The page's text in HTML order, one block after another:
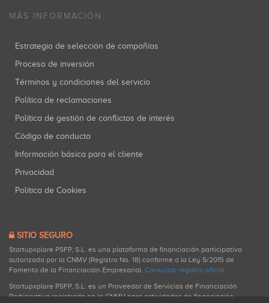
MÁS INFORMACIÓN
Estrategia de selección de compañías
Proceso de inversión
Términos y condiciones del servicio
Política de reclamaciones
Política de gestión de conflictos de interés
Código de conducta
Información básica para el cliente
Privacidad
Política de Cookies
SITIO SEGURO
Startupxplore PSFP, S.L. es una plataforma de financiación participativa
autorizada por la CNMV (Registro No. 18) conforme a la Ley 5/2015 de
Fomento de la Financiación Empresarial. Consultar registro oficial.
Startupxplore PSFP, S.L. es un Proveedor de Servicios de Financiación
Participativa registrado en la CNMV para actividades de financiación